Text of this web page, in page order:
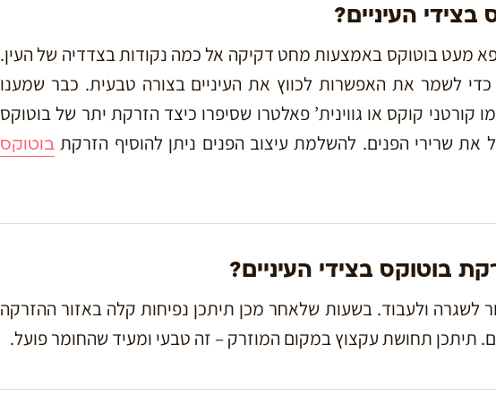
בצידי העיניים?
מעט בוטוקס באמצעות מחט דקיקה אל כמה נקודות בצדדיה של העין.
לשמר את האפשרות לכווץ את העיניים בצורה טבעית. כבר שמענו
קורטני קוקס או גווינית’ פאלטרו שסיפרו כיצד הזרקת יתר של בוטוקס
את שרירי הפנים. להשלמת עיצוב הפנים ניתן להוסיף הזרקת בוטוקס
בוטוקס בצידי העיניים?
לשגרה ולעבוד. בשעות שלאחר מכן תיתכן נפיחות קלה באזור ההזרקה
תיתכן תחושת עקצוץ במקום המוזרק – זה טבעי ומעיד שהחומר פועל.